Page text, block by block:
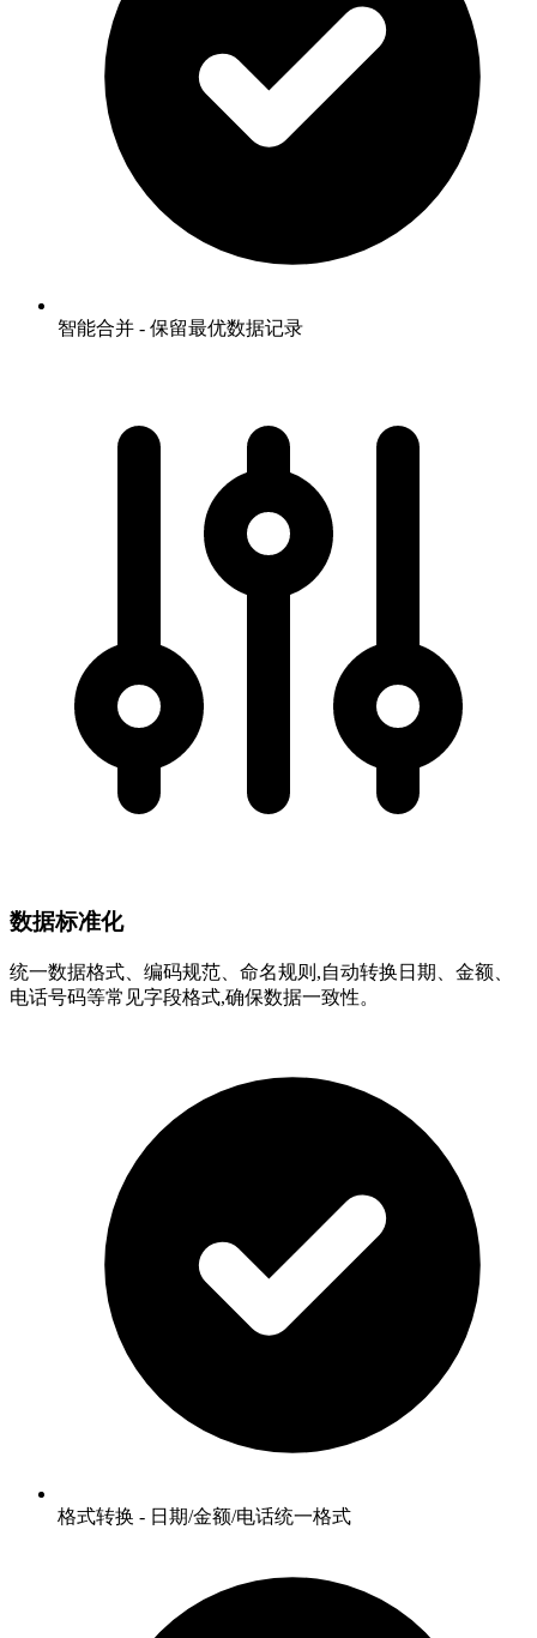
智能合并 - 保留最优数据记录
数据标准化
统一数据格式、编码规范、命名规则,自动转换日期、金额、
电话号码等常见字段格式,确保数据一致性。
格式转换 - 日期/金额/电话统一格式